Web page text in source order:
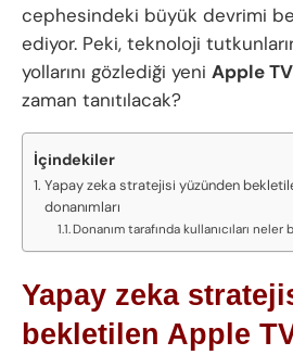
cephesindeki büyük devrimi
ediyor. Peki, teknoloji
yollarını gözlediği yeni Apple TV
zaman tanıtılacak?
İçindekiler
Yapay zeka stratejisi yüzünden
donanımları
Donanım tarafında kullanıcıları neler
Yapay zeka
bekletilen Apple